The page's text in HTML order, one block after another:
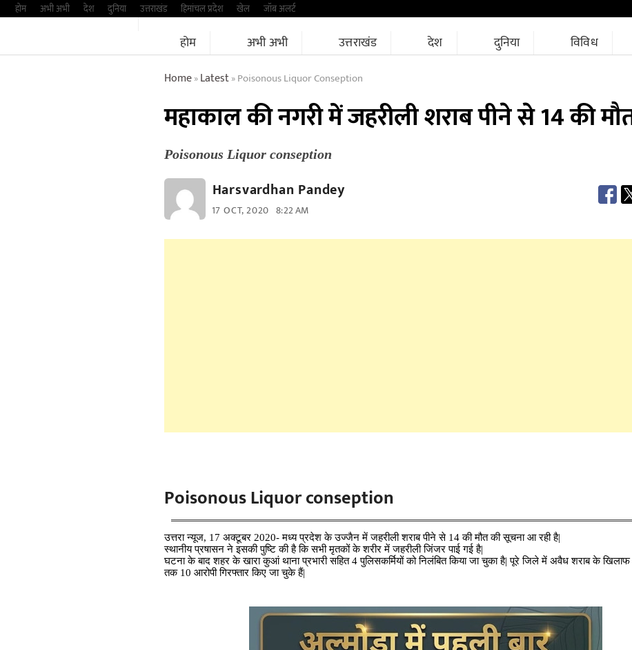
Skipहोम अभी अभी देश दुनिया उत्तराखंड हिमांचल प्रदेश खेल जॉब अलर्ट
होम अभी अभी उत्तराखंड देश दुनिया विविध
Home»Latest»Poisonous Liquor Conseption
महाकाल की नगरी में जहरीली शराब पीने से 14 की
Poisonous Liquor conseption
Harsvardhan Pandey
17 OCT, 2020 8:22 AM
Poisonous Liquor conseption
उत्तरा न्यूज, 17 अक्टूबर 2020- मध्य प्रदेश के उज्जैन में जहरीली शराब पीने से 14 की मौत की सूचना आ रही है|
स्थानीय प्रषासन ने इसकी पुष्टि की है कि सभी मृतकों के शरीर में जहरीली जिंजर पाई गई है|
घटना के बाद शहर के खारा कुआं थाना प्रभारी सहित 4 पुलिसकर्मियों को निलंबित किया जा चुका है| पूरे जिले में अवैध शराब के खिलाफ
तक 10 आरोपी गिरफ्तार किए जा चुके हैं|